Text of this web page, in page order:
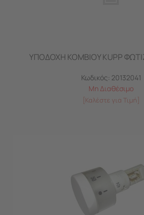
ΥΠΟΔΟΧΗ ΚΟΜΒΙΟΥ KUPP
Κωδικός: 20132041
Μη Διαθέσιμο
[Καλέστε για Τιμή]